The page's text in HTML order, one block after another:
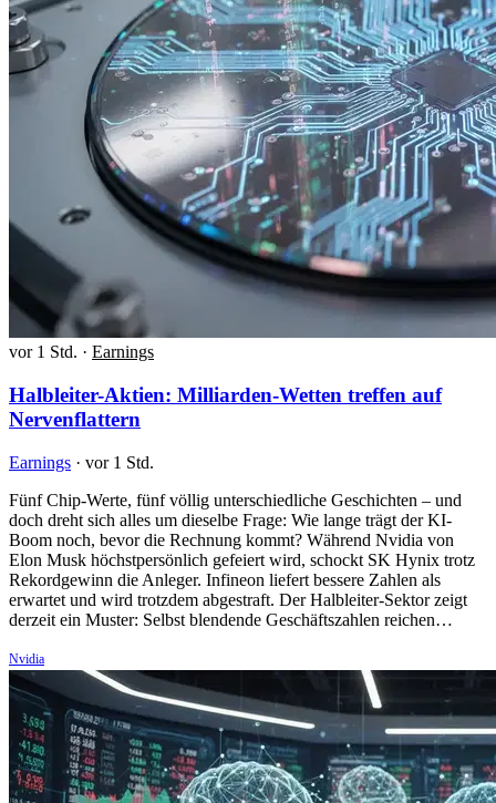
vor 1 Std. · Earnings
Halbleiter-Aktien: Milliarden-Wetten treffen auf
Nervenflattern
Earnings · vor 1 Std.
Fünf Chip-Werte, fünf völlig unterschiedliche Geschichten – und
doch dreht sich alles um dieselbe Frage: Wie lange trägt der KI-
Boom noch, bevor die Rechnung kommt? Während Nvidia von
Elon Musk höchstpersönlich gefeiert wird, schockt SK Hynix trotz
Rekordgewinn die Anleger. Infineon liefert bessere Zahlen als
erwartet und wird trotzdem abgestraft. Der Halbleiter-Sektor zeigt
derzeit ein Muster: Selbst blendende Geschäftszahlen reichen…
Nvidia